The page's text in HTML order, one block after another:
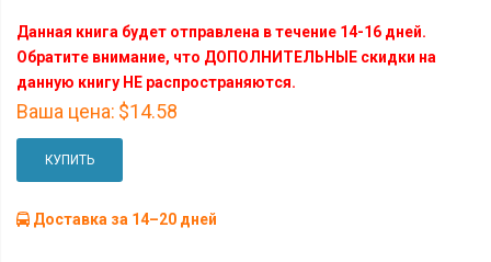
Данная книга будет отправлена в течение 14-16 дней.
Обратите внимание, что ДОПОЛНИТЕЛЬНЫЕ скидки на
данную книгу НЕ распространяются.
Ваша цена: $14.58
КУПИТЬ
Доставка за 14–20 дней